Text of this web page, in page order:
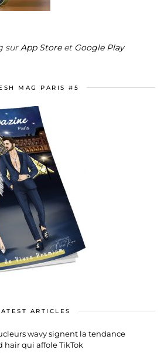
surApp Storeet Google Play
MAG PARIS #5
ARTICLES
wavy signent la tendance
hair qui affole TikTok